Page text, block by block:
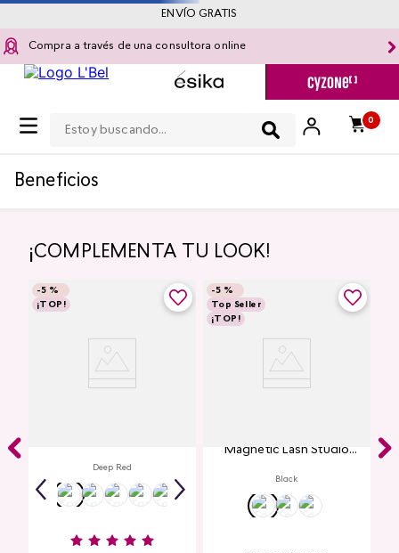
Compra a través de una consultora online
0
ENVÍO GRATIS
Beneficios
¡COMPLEMENTA TU LOOK!
-5 %
¡TOP!
Deep Red
-5 %
Top Seller
¡TOP!
Magnetic Lash Studio
Black